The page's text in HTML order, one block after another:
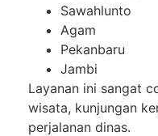
Sawahlunto
Agam
Pekanbaru
Jambi
Layanan ini sangat
wisata, kunjungan
perjalanan dinas.